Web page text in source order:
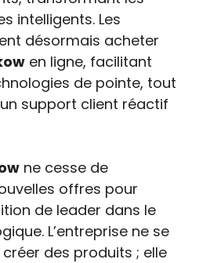
intelligents. Les
désormais acheter
en ligne, facilitant
de pointe, tout
support client réactif
ne cesse de
offres pour
de leader dans le
L’entreprise ne se
des produits ; elle